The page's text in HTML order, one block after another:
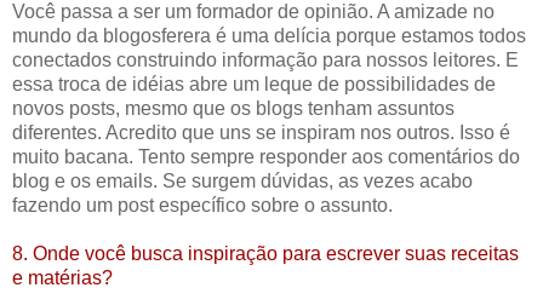
Você passa a ser um formador de opinião. A amizade no
mundo da blogosferera é uma delícia porque estamos todos
conectados construindo informação para nossos leitores. E
essa troca de idéias abre um leque de possibilidades de
novos posts, mesmo que os blogs tenham assuntos
diferentes. Acredito que uns se inspiram nos outros. Isso é
muito bacana. Tento sempre responder aos comentários do
blog e os emails. Se surgem dúvidas, as vezes acabo
fazendo um post específico sobre o assunto.
8. Onde você busca inspiração para escrever suas receitas
e matérias?